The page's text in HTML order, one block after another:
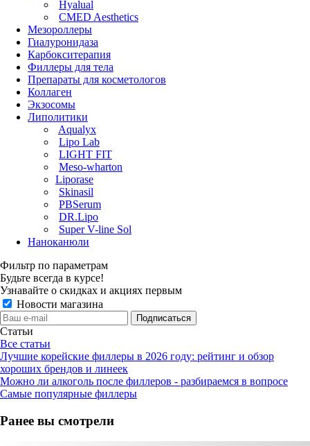
Hyalual
CMED Aesthetics
Мезороллеры
Гиалуронидаза
Карбокситерапия
Филлеры для тела
Препараты для косметологов
Коллаген
Экзосомы
Липолитики
Aqualyx
Lipo Lab
LIGHT FIT
Meso-wharton
Liporase
Skinasil
PBSerum
DR.Lipo
Super V-line Sol
Наноканюли
Фильтр по параметрам
Будьте всегда в курсе!
Узнавайте о скидках и акциях первым
Новости магазина
Статьи
Все статьи
Лучшие корейские филлеры в 2026 году: рейтинг и обзор
хороших брендов и линеек
Можно ли алкоголь после филлеров - разбираемся в вопросе
Самые популярные филлеры
Ранее вы смотрели